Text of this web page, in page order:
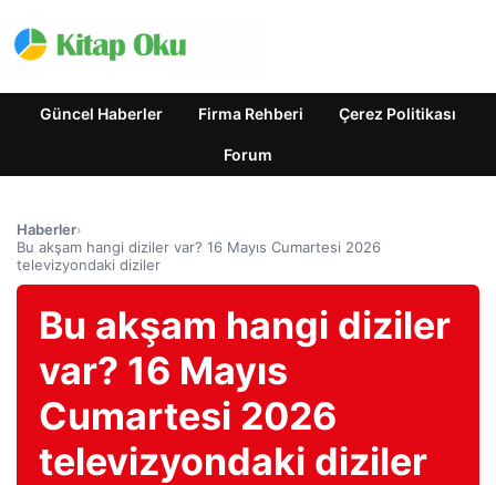
Güncel Haberler Firma Rehberi Çerez Politikası
Forum
Haberler›
Bu akşam hangi diziler var? 16 Mayıs Cumartesi 2026
televizyondaki diziler
Bu akşam hangi diziler
var? 16 Mayıs
Cumartesi 2026
televizyondaki diziler